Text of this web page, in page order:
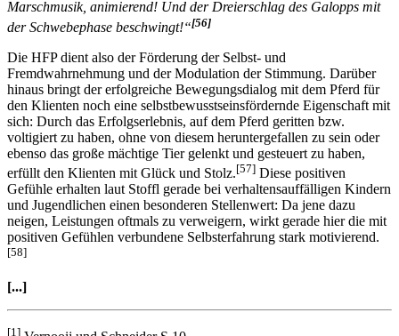
lösend und entspannend! Der Viertakt des schnellen Schrittes wirkt
konzentrierend! Der Zweierschlag im Trab ist, wie schnelle
Marschmusik, animierend! Und der Dreierschlag des Galopps mit
der Schwebephase beschwingt!“[56]
Die HFP dient also der Förderung der Selbst- und
Fremdwahrnehmung und der Modulation der Stimmung. Darüber
hinaus bringt der erfolgreiche Bewegungsdialog mit dem Pferd für
den Klienten noch eine selbstbewusstseinsfördernde Eigenschaft mit
sich: Durch das Erfolgserlebnis, auf dem Pferd geritten bzw.
voltigiert zu haben, ohne von diesem heruntergefallen zu sein oder
ebenso das große mächtige Tier gelenkt und gesteuert zu haben,
erfüllt den Klienten mit Glück und Stolz.[57] Diese positiven
Gefühle erhalten laut Stoffl gerade bei verhaltensauffälligen Kindern
und Jugendlichen einen besonderen Stellenwert: Da jene dazu
neigen, Leistungen oftmals zu verweigern, wirkt gerade hier die mit
[58]